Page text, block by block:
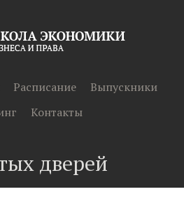
Расписание
Выпускники
Контакты
дверей